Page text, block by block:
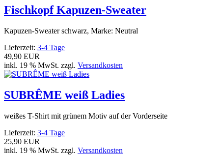
Fischkopf Kapuzen-Sweater
Kapuzen-Sweater schwarz, Marke: Neutral
Lieferzeit: 3-4 Tage
49,90 EUR
inkl. 19 % MwSt. zzgl. Versandkosten
SUBRÊME weiß Ladies
weißes T-Shirt mit grünem Motiv auf der Vorderseite
Lieferzeit: 3-4 Tage
25,90 EUR
inkl. 19 % MwSt. zzgl. Versandkosten